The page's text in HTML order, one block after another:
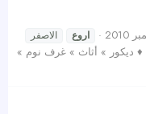
اروع
الاصفر
♦ ديكور » أثاث » غرف نوم »